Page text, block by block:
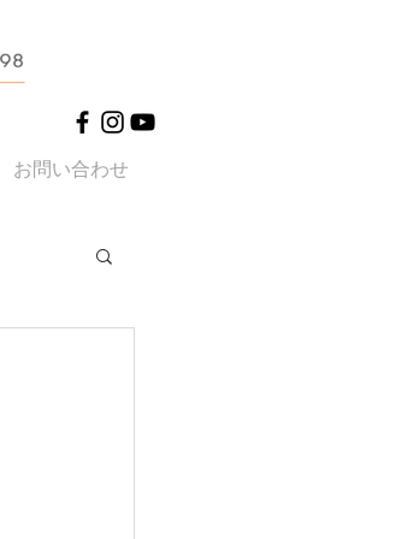
お問い合わせ